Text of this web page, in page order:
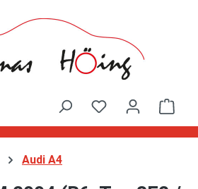
Audi A4